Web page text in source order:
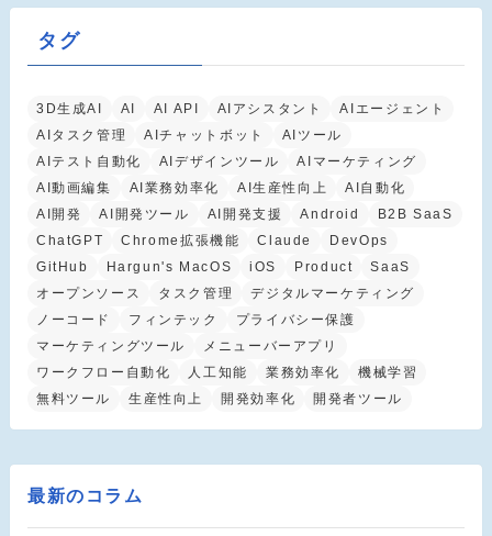
タグ
3D生成AI AI AI API AIアシスタント
AIエージェント
AIタスク管理
AIチャットボット
AIツール
AIテスト自動化
AIデザインツール
AIマーケティング
AI動画編集
AI業務効率化 AI生産性向上
AI自動化
AI開発
AI開発ツール AI開発支援 Android
B2B SaaS
ChatGPT
Chrome拡張機能 Claude
DevOps
GitHub
Hargun's MacOS iOS Product
SaaS
オープンソース
タスク管理
デジタルマーケティング
ノーコード
フィンテック
プライバシー保護
マーケティングツール
メニューバーアプリ
ワークフロー自動化
人工知能 業務効率化
機械学習
無料ツール
生産性向上 開発効率化 開発者ツール
最新のコラム